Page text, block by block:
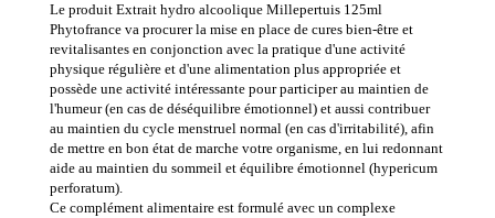
Le produit Extrait hydro alcoolique Millepertuis 125ml
Phytofrance va procurer la mise en place de cures bien-être et
revitalisantes en conjonction avec la pratique d'une activité
physique régulière et d'une alimentation plus appropriée et
possède une activité intéressante pour participer au maintien de
l'humeur (en cas de déséquilibre émotionnel) et aussi contribuer
au maintien du cycle menstruel normal (en cas d'irritabilité), afin
de mettre en bon état de marche votre organisme, en lui redonnant
aide au maintien du sommeil et équilibre émotionnel (hypericum
perforatum).
Ce complément alimentaire est formulé avec un complexe